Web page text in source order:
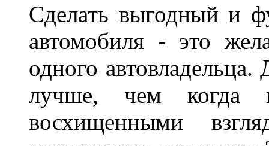
Сделать выгодный и
автомобиля - это
одного
лучше, чем когда
восхищенными